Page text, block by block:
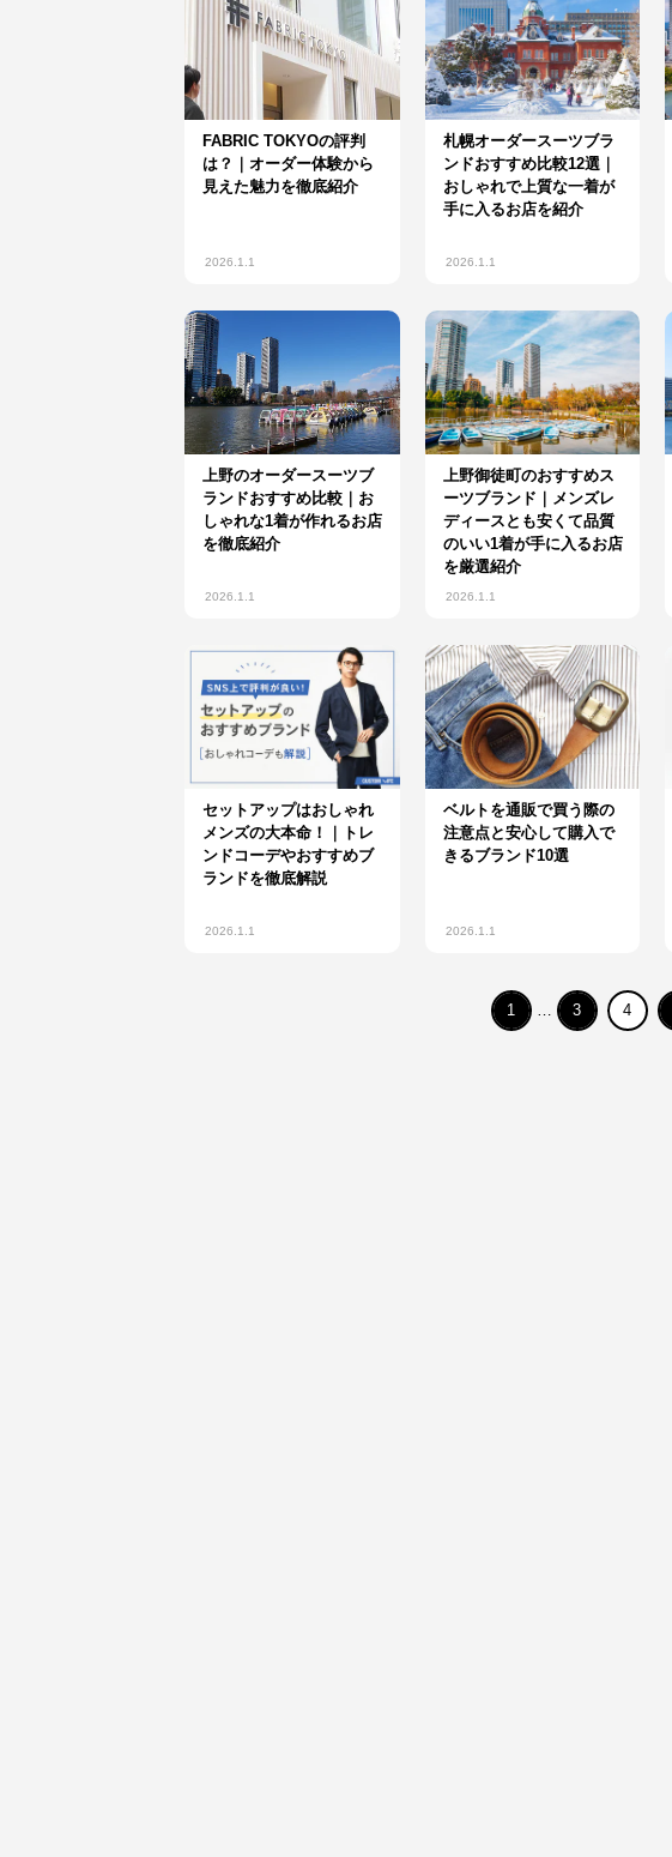
FABRIC TOKYOの評判
は？｜オーダー体験から
見えた魅力を徹底紹介
2026.1.1
札幌オーダースーツブラ
ンドおすすめ比較12選｜
おしゃれで上質な一着が
手に入るお店を紹介
2026.1.1
上野のオーダースーツブ
ランドおすすめ比較｜お
しゃれな1着が作れるお店
を徹底紹介
2026.1.1
上野御徒町のおすすめス
ーツブランド｜メンズレ
ディースとも安くて品質
のいい1着が手に入るお店
を厳選紹介
2026.1.1
セットアップはおしゃれ
メンズの大本命！｜トレ
ンドコーデやおすすめブ
ランドを徹底解説
2026.1.1
ベルトを通販で買う際の
注意点と安心して購入で
きるブランド10選
2026.1.1
1 3 4